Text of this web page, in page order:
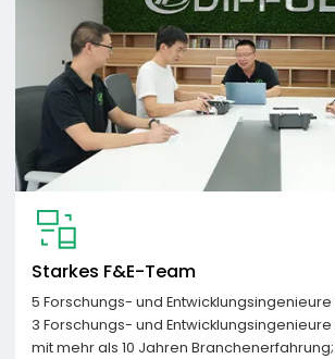
Starkes F&E-Team
5 Forschungs- und
3 Forschungs- und
mit mehr als 10 Jahren Branchenerfahrung;